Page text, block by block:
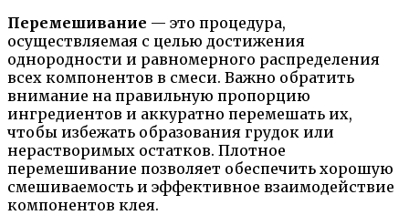
Перемешивание — это процедура,
осуществляемая с целью достижения
однородности и равномерного распределения
всех компонентов в смеси. Важно обратить
внимание на правильную пропорцию
ингредиентов и аккуратно перемешать их,
чтобы избежать образования грудок или
нерастворимых остатков. Плотное
перемешивание позволяет обеспечить хорошую
смешиваемость и эффективное взаимодействие
компонентов клея.